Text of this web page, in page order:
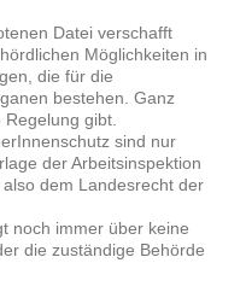
Datei verschafft
Möglichkeiten in
die für die
bestehen. Ganz
gibt.
sind nur
der Arbeitsinspektion
dem Landesrecht der
noch immer über keine
die zuständige Behörde